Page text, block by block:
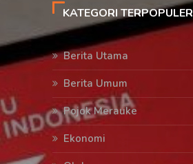
KATEGORI TERPOPULER
Berita Utama
Berita Umum
Pojok Merauke
Ekonomi